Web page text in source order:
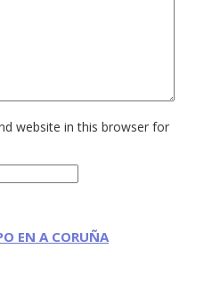
website in this browser for
EN A CORUÑA